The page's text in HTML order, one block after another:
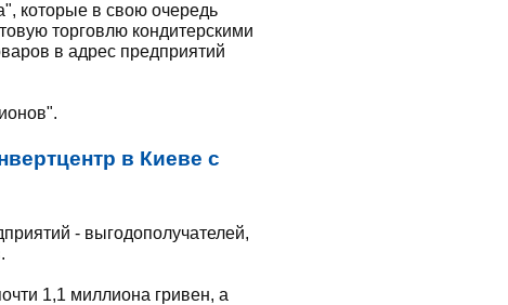
которые в свою очередь
торговлю кондитерскими
в адрес предприятий
в Киеве с
- выгодополучателей,
1,1 миллиона гривен, а